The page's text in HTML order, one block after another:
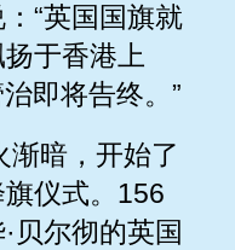
“英国国旗就
于香港上
即将告终。”
渐暗，开始了
仪式。156
贝尔彻的英国